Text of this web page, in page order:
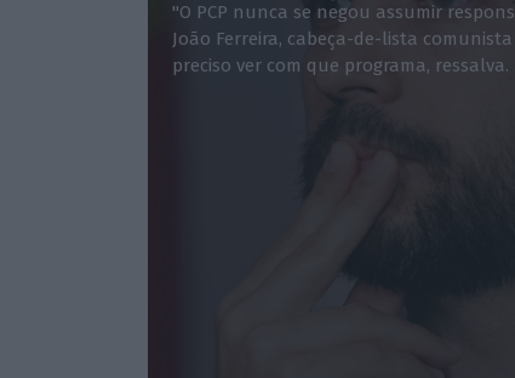
"O PCP nunca se negou assumir
João Ferreira, cabeça-de-lista
preciso ver com que programa, ressalva.